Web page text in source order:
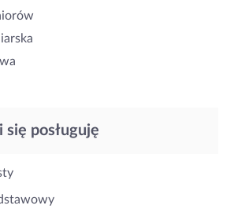
posługuję